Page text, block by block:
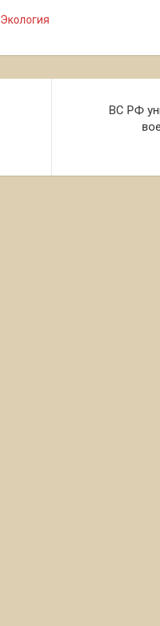
Экология
ВС РФ